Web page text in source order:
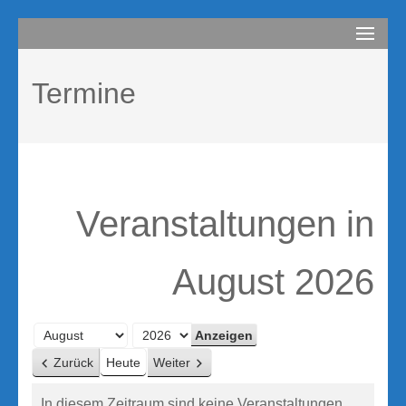
Inhalt
(Enter
drücken)
compurem
Termine
Veranstaltungen in
August 2026
Monat
Jahr
Zurück Heute Weiter